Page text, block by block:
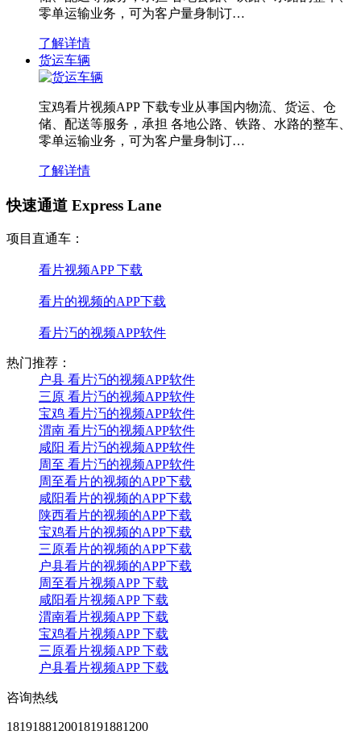
零单运输业务，可为客户量身制订…
了解详情
货运车辆
宝鸡看片视频APP 下载专业从事国内物流、货运、仓
储、配送等服务，承担 各地公路、铁路、水路的整车、
零单运输业务，可为客户量身制订…
了解详情
快速通道 Express Lane
项目直通车：
看片视频APP 下载
看片的视频的APP下载
看片汅的视频APP软件
热门推荐：
户县 看片汅的视频APP软件
三原 看片汅的视频APP软件
宝鸡 看片汅的视频APP软件
渭南 看片汅的视频APP软件
咸阳 看片汅的视频APP软件
周至 看片汅的视频APP软件
周至看片的视频的APP下载
咸阳看片的视频的APP下载
陕西看片的视频的APP下载
宝鸡看片的视频的APP下载
三原看片的视频的APP下载
户县看片的视频的APP下载
周至看片视频APP 下载
咸阳看片视频APP 下载
渭南看片视频APP 下载
宝鸡看片视频APP 下载
三原看片视频APP 下载
户县看片视频APP 下载
咨询热线
1819188120018191881200